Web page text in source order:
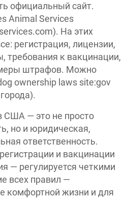
официальный сайт.
Animal Services
На этих
регистрация, лицензии,
требования к вакцинации,
штрафов. Можно
ownership laws site:gov
США — это не просто
но и юридическая,
ответственность.
и вакцинации
— регулируется четкими
всех правил —
комфортной жизни и для